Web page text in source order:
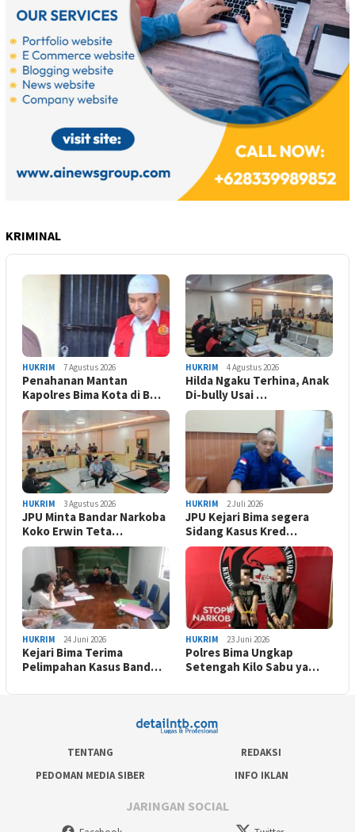
KRIMINAL
HUKRIM 7 Agustus 2026
Penahanan Mantan
Kapolres Bima Kota di B…
HUKRIM 4 Agustus 2026
Hilda Ngaku Terhina, Anak
Di-bully Usai …
HUKRIM 3 Agustus 2026
JPU Minta Bandar Narkoba
Koko Erwin Teta…
HUKRIM 2 Juli 2026
JPU Kejari Bima segera
Sidang Kasus Kred…
HUKRIM 24 Juni 2026
Kejari Bima Terima
Pelimpahan Kasus Band…
HUKRIM 23 Juni 2026
Polres Bima Ungkap
Setengah Kilo Sabu ya…
TENTANG
REDAKSI
PEDOMAN MEDIA SIBER
INFO IKLAN
JARINGAN SOCIAL